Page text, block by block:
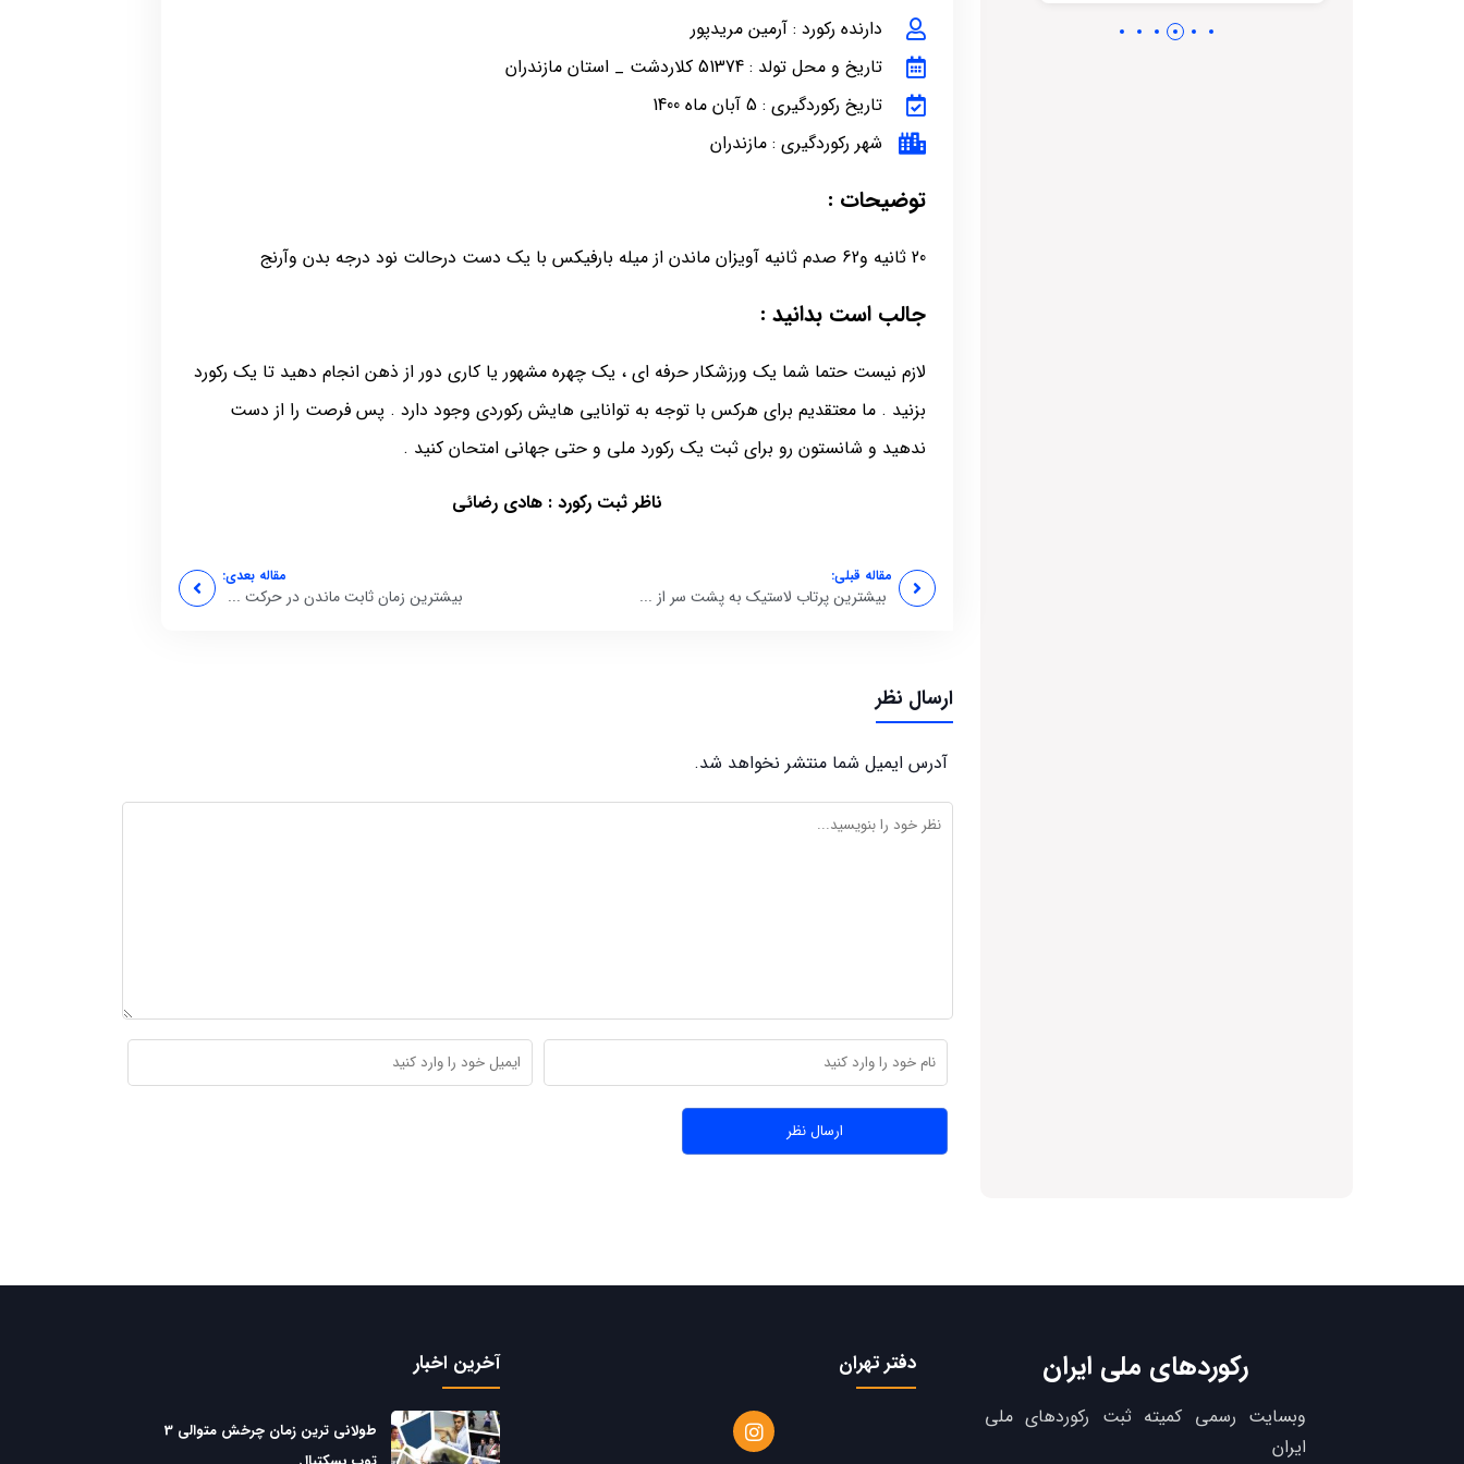
دارنده رکورد : آرمین مریدپور
تاریخ و محل تولد : 51374 کلاردشت _ استان مازندران
تاریخ رکوردگیری : 5 آبان ماه 1400
شهر رکوردگیری : مازندران
توضیحات :
20 ثانیه و62 صدم ثانیه آویزان ماندن از میله بارفیکس با یک دست درحالت نود درجه بدن وآرنج
جالب است بدانید :
لازم نیست حتما شما یک ورزشکار حرفه ای ، یک چهره مشهور یا کاری دور از ذهن انجام دهید تا یک رکورد
بزنید . ما معتقدیم برای هرکس با توجه به توانایی هایش رکوردی وجود دارد . پس فرصت را از دست
ندهید و شانستون رو برای ثبت یک رکورد ملی و حتی جهانی امتحان کنید .
ناظر ثبت رکورد : هادی رضائی
مقاله قبلی:
بیشترین پرتاب لاستیک به پشت سر از ...
مقاله بعدی:
بیشترین زمان ثابت ماندن در حرکت ...
ارسال نظر
آدرس ایمیل شما منتشر نخواهد شد.
رکوردهای ملی ایران
وبسایت رسمی کمیته ثبت رکوردهای ملی
ایران
دفتر تهران آخرین اخبار
طولانی ترین زمان چرخش متوالی 3